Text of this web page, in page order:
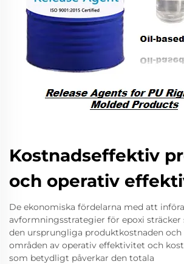
Kostnadseffektiv
och operativ
De ekonomiska fördelarna med att
avformningsstrategier för epoxi
den ursprungliga produktkostnaden
områden av operativ effektivitet och
som betydligt påverkar den totala